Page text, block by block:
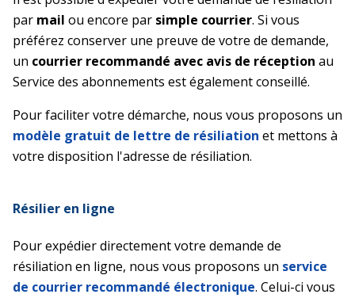
par mail ou encore par simple courrier. Si vous
préférez conserver une preuve de votre de demande,
un courrier recommandé avec avis de réception au
Service des abonnements est également conseillé.
Pour faciliter votre démarche, nous vous proposons un
modèle gratuit de lettre de résiliation et mettons à
votre disposition l'adresse de résiliation.
Résilier en ligne
Pour expédier directement votre demande de
résiliation en ligne, nous vous proposons un service
de courrier recommandé électronique. Celui-ci vous